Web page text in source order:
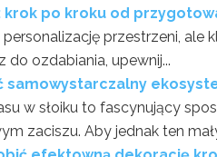
krok po kroku od
przestrzeni, ale
ozdabiania, upewnij...
samowystarczalny
w słoiku to fascynujący
zaciszu. Aby jednak ten